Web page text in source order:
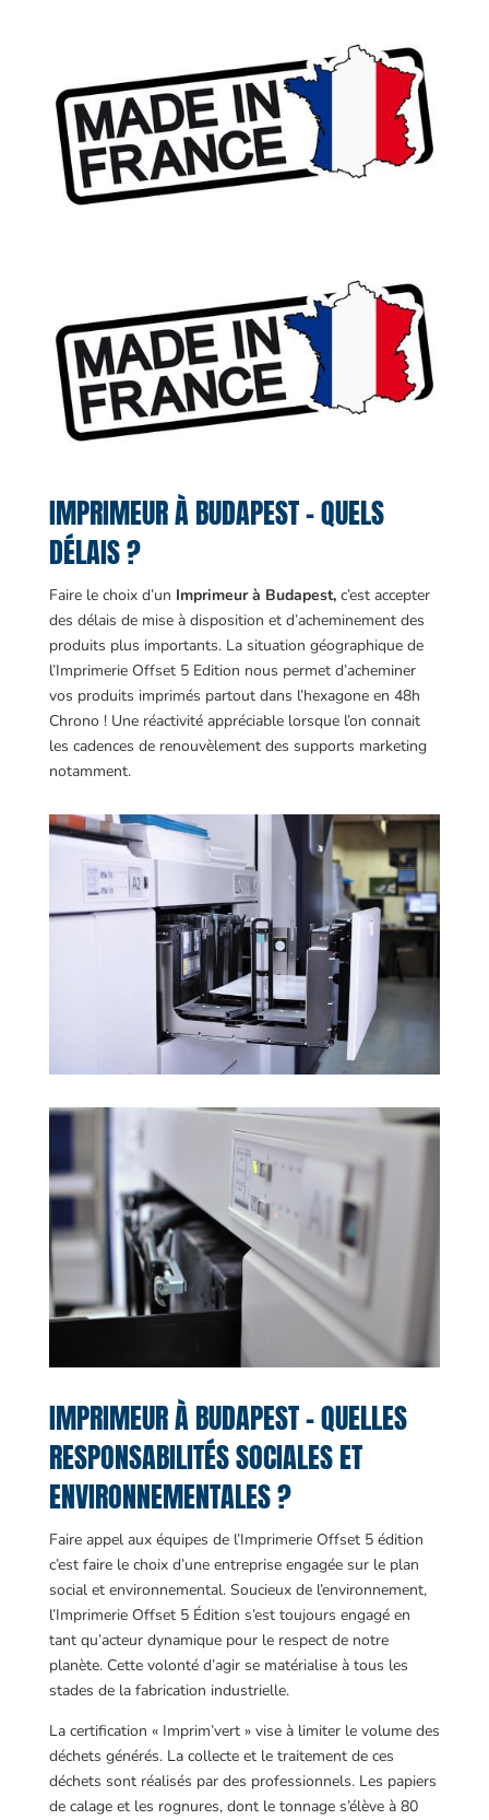
IMPRIMEUR À BUDAPEST – QUELS
DÉLAIS ?
Faire le choix d’un Imprimeur à Budapest,c’est accepter
des délais de mise à disposition et d’acheminement des
produits plus importants. La situation géographique de
l’Imprimerie Offset 5 Edition nous permet d’acheminer
vos produits imprimés partout dans l’hexagone en 48h
Chrono ! Une réactivité appréciable lorsque l’on connait
les cadences de renouvèlement des supports marketing
notamment.
IMPRIMEUR À BUDAPEST – QUELLES
RESPONSABILITÉS SOCIALES ET
ENVIRONNEMENTALES ?
Faire appel aux équipes de l’Imprimerie Offset 5 édition
c’est faire le choix d’une entreprise engagée sur le plan
social et environnemental. Soucieux de l’environnement,
l’Imprimerie Offset 5 Édition s’est toujours engagé en
tant qu’acteur dynamique pour le respect de notre
planète. Cette volonté d’agir se matérialise à tous les
stades de la fabrication industrielle.
La certification « Imprim’vert » vise à limiter le volume des
déchets générés. La collecte et le traitement de ces
déchets sont réalisés par des professionnels. Les papiers
de calage et les rognures, dont le tonnage s’élève à 80